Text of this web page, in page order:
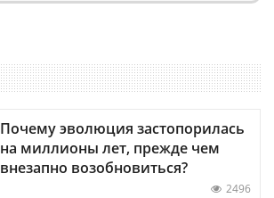
Почему эволюция застопорилась
на миллионы лет, прежде чем
внезапно возобновиться?
2496